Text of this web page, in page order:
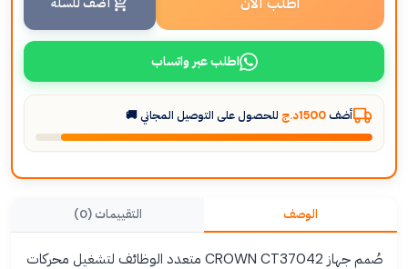
أضف للسلة
اطلب عبر واتساب
أضف 1500د.ج للحصول على التوصيل المجاني 🚚
الوصف التقييمات (0)
صُمم جهاز CROWN CT37042 متعدد الوظائف لتشغيل محركات